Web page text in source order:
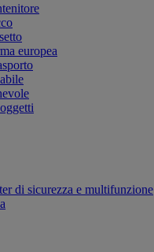
europea
di sicurezza e multifunzione